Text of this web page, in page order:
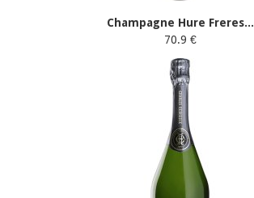
Champagne Hure Freres...
70.9 €